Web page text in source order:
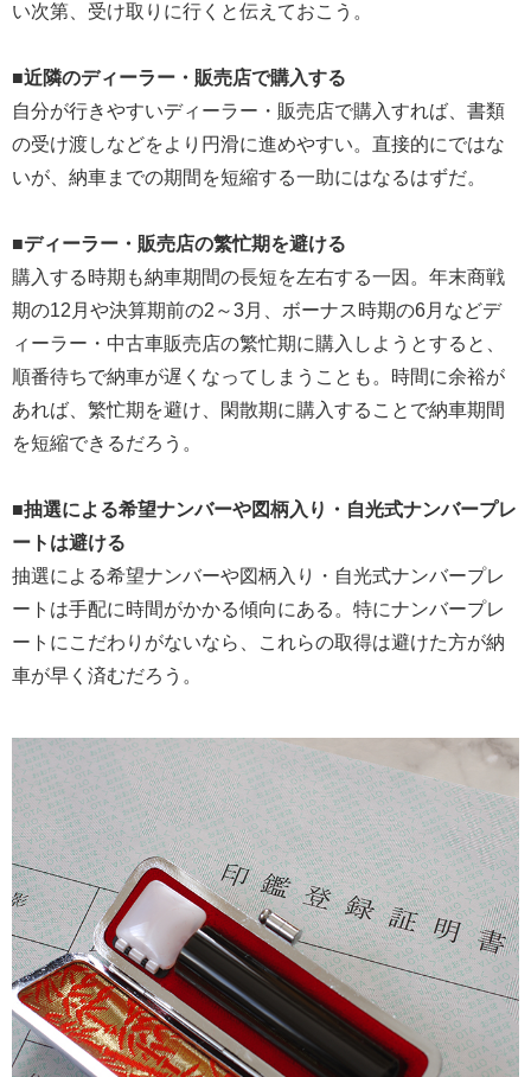
い次第、受け取りに行くと伝えておこう。
■近隣のディーラー・販売店で購入する
自分が行きやすいディーラー・販売店で購入すれば、書類
の受け渡しなどをより円滑に進めやすい。直接的にではな
いが、納車までの期間を短縮する一助にはなるはずだ。
■ディーラー・販売店の繁忙期を避ける
購入する時期も納車期間の長短を左右する一因。年末商戦
期の12月や決算期前の2～3月、ボーナス時期の6月などデ
ィーラー・中古車販売店の繁忙期に購入しようとすると、
順番待ちで納車が遅くなってしまうことも。時間に余裕が
あれば、繁忙期を避け、閑散期に購入することで納車期間
を短縮できるだろう。
■抽選による希望ナンバーや図柄入り・自光式ナンバープレ
ートは避ける
抽選による希望ナンバーや図柄入り・自光式ナンバープレ
ートは手配に時間がかかる傾向にある。特にナンバープレ
ートにこだわりがないなら、これらの取得は避けた方が納
車が早く済むだろう。